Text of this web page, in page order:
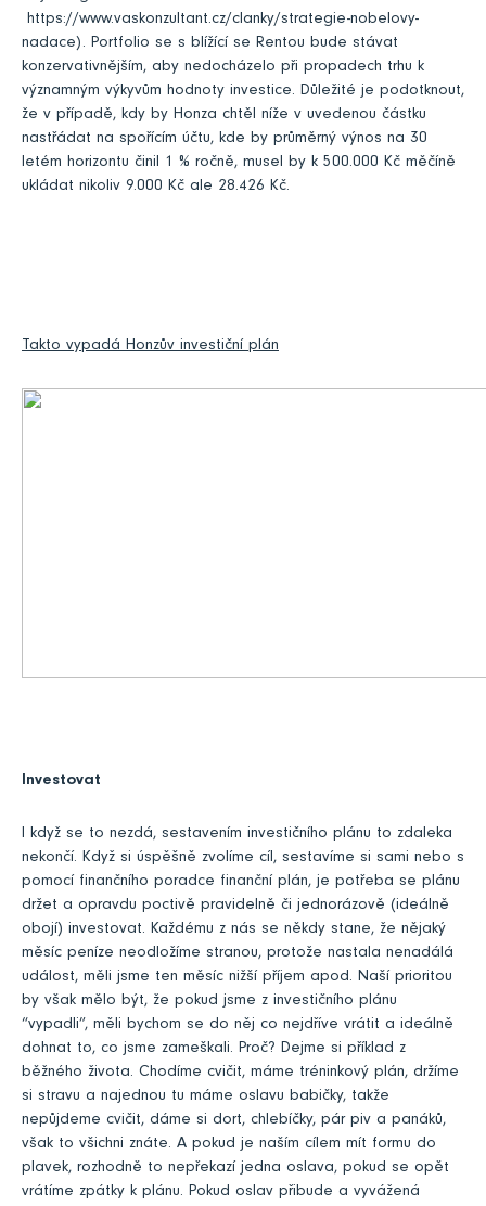
https://www.vaskonzultant.cz/clanky/strategie-nobelovy-
nadace). Portfolio se s blížící se Rentou bude stávat
konzervativnějším, aby nedocházelo při propadech trhu k
významným výkyvům hodnoty investice. Důležité je podotknout,
že v případě, kdy by Honza chtěl níže v uvedenou částku
nastřádat na spořícím účtu, kde by průměrný výnos na 30
letém horizontu činil 1 % ročně, musel by k 500.000 Kč měčíně
ukládat nikoliv 9.000 Kč ale 28.426 Kč.
Takto vypadá Honzův investiční plán
Investovat
I když se to nezdá, sestavením investičního plánu to zdaleka
nekončí. Když si úspěšně zvolíme cíl, sestavíme si sami nebo s
pomocí finančního poradce finanční plán, je potřeba se plánu
držet a opravdu poctivě pravidelně či jednorázově (ideálně
obojí) investovat. Každému z nás se někdy stane, že nějaký
měsíc peníze neodložíme stranou, protože nastala nenadálá
událost, měli jsme ten měsíc nižší příjem apod. Naší prioritou
by však mělo být, že pokud jsme z investičního plánu
“vypadli”, měli bychom se do něj co nejdříve vrátit a ideálně
dohnat to, co jsme zameškali. Proč? Dejme si příklad z
běžného života. Chodíme cvičit, máme tréninkový plán, držíme
si stravu a najednou tu máme oslavu babičky, takže
nepůjdeme cvičit, dáme si dort, chlebíčky, pár piv a panáků,
však to všichni znáte. A pokud je naším cílem mít formu do
plavek, rozhodně to nepřekazí jedna oslava, pokud se opět
vrátíme zpátky k plánu. Pokud oslav přibude a vyvážená